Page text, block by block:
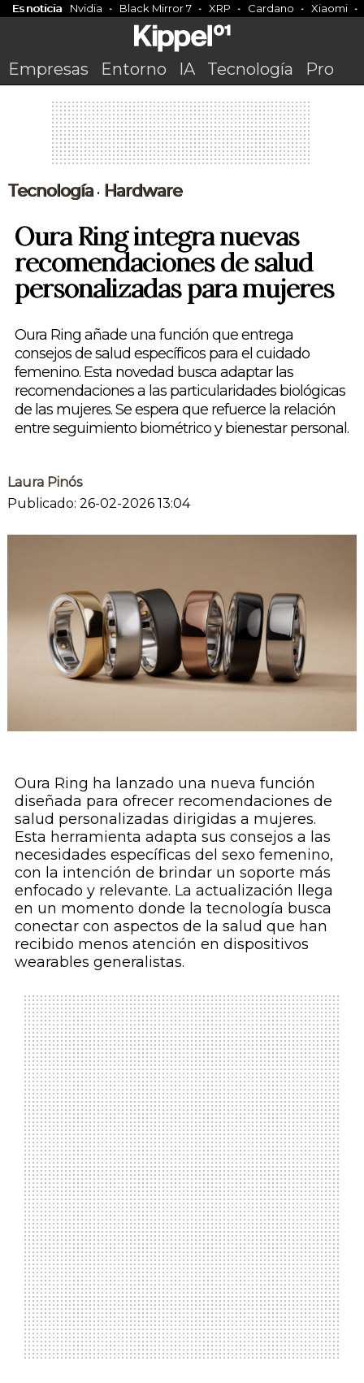
Es noticia Nvidia Black Mirror 7 XRP Cardano Xiaomi
Empresas Entorno IA Tecnología Pro
Tecnología• Hardware
Oura Ring integra nuevas
recomendaciones de salud
personalizadas para mujeres
Oura Ring añade una función que entrega
consejos de salud específicos para el cuidado
femenino. Esta novedad busca adaptar las
recomendaciones a las particularidades biológicas
de las mujeres. Se espera que refuerce la relación
entre seguimiento biométrico y bienestar personal.
Laura Pinós
Publicado: 26-02-2026 13:04
Oura Ring ha lanzado una nueva función
diseñada para ofrecer recomendaciones de
salud personalizadas dirigidas a mujeres.
Esta herramienta adapta sus consejos a las
necesidades específicas del sexo femenino,
con la intención de brindar un soporte más
enfocado y relevante. La actualización llega
en un momento donde la tecnología busca
conectar con aspectos de la salud que han
recibido menos atención en dispositivos
wearables generalistas.